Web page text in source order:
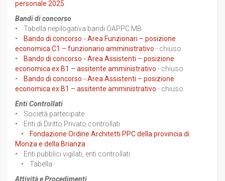
personale 2025
Bandi di concorso
• Tabella riepilogativa bandi OAPPC MB
•
Bando di concorso - Area Funzionari – posizione
economica C1 – funzionario amministrativo - chiuso
•
Bando di concorso - Area Assistenti – posizione
economica ex B1 – assitente amministrativo - chiuso
•
Bando di concorso - Area Assistenti – posizione
economica ex B1 – assitente amministrativo - chiuso
Enti Controllati
• Società partecipate
• Enti di Diritto Privato controllati
•
Fondazione Ordine Architetti PPC della provincia di
Monza e della Brianza
• Enti pubblici vigilati, enti controllati
• Tabella
Attività e Procedimenti